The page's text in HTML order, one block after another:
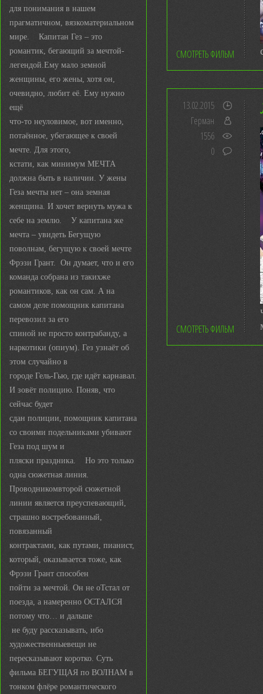
для понимания в нашем
прагматичном, вязкоматериальном
мире. Капитан Гез – это
романтик, бегающий за мечтой-
легендой.Ему мало земной
женщины, его жены, хотя он,
очевидно, любит её. Ему нужно
ещё
что-то неуловимое, вот именно,
потаённое, убегающее к своей
мечте. Для этого,
кстати, как минимум МЕЧТА
должна быть в наличии. У жены
Геза мечты нет – она земная
женщина. И хочет вернуть мужа к
себе на землю. У капитана же
мечта – увидеть Бегущую
поволнам, бегущую к своей мечте
Фрэзи Грант. Он думает, что и его
команда собрана из такихже
романтиков, как он сам. А на
самом деле помощник капитана
перевозил за его
спиной не просто контрабанду, а
наркотики (опиум). Гез узнаёт об
этом случайно в
городе Гель-Гью, где идёт карнавал.
И зовёт полицию. Поняв, что
сейчас будет
сдан полиции, помощник капитана
со своими подельниками убивают
Геза под шум и
пляски праздника. Но это только
одна сюжетная линия.
Проводникомвторой сюжетной
линии является преуспевающий,
страшно востребованный,
повязанный
контрактами, как путами, пианист,
который, оказывается тоже, как
Фрэзи Грант способен
пойти за мечтой. Он не оТстал от
поезда, а намеренно ОСТАЛСЯ
потому что… и дальше
не буду рассказывать, ибо
художественныевещи не
пересказывают коротко. Суть
фильма БЕГУЩАЯ по ВОЛНАМ в
тонком флёре романтического
СМОТРЕТЬ ФИЛЬМ
13.02.2015
Герман
1556
0
СМОТРЕТЬ ФИЛЬМ